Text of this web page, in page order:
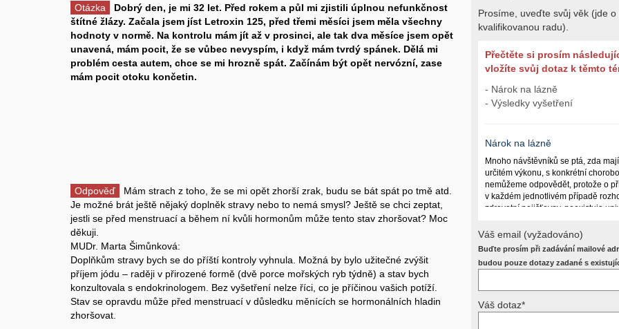
Otázka
Dobrý den, je mi 32 let. Před rokem a půl mi zjistili úplnou nefunkčnost
štítné žlázy. Začala jsem jíst Letroxin 125, před třemi měsíci jsem měla všechny
hodnoty v normě. Na kontrolu mám jít až v prosinci, ale tak dva měsíce jsem opět
unavená, mám pocit, že se vůbec nevyspím, i když mám tvrdý spánek. Dělá mi
problém cesta autem, chce se mi hrozně spát. Začínám být opět nervózní, zase
mám pocit otoku končetin.
Odpověď
Mám strach z toho, že se mi opět zhorší zrak, budu se bát spát po tmě atd.
Je možné brát ještě nějaký doplněk stravy nebo to nemá smysl? Ještě se chci zeptat,
jestli se před menstruací a během ní kvůli hormonům může tento stav zhoršovat? Moc
děkuji.
MUDr. Marta Šimůnková:
Doplňkům stravy bych se do příští kontroly vyhnula. Možná by bylo užitečné zvýšit
příjem jódu – raději v přirozené formě (dvě porce mořských ryb týdně) a stav bych
konzultovala s endokrinologem. Bez vyšetření nelze říci, co je příčinou vašich potíží.
Stav se opravdu může před menstruací v důsledku měnících se hormonálních hladin
zhoršovat.
Prosíme, uveďte svůj věk (jde
kvalifikovanou radu).
Přečtěte si prosím
vložíte svůj dotaz k těmto
- Nárok na lázně
- Výsledky vyšetření
Nárok na lázně
Mnoho návštěvníků se ptá, zda mají
určitém výkonu, s konkrétní
nemůžeme odpovědět, protože o
v každém jednotlivém případě
zdravotní pojišťovny, neexistuje
(kuřáctví, inkontinence), funkčním
dalších zdravotních okolnostech.
Požádejte svého ošetřujícího
Váš email (vyžadováno)
Buďte prosím při zadávání mailové
budou pouze dotazy zadané s
Váš dotaz*